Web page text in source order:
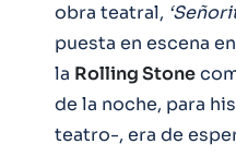
obra teatral,
puesta en escena
la Rolling Stone
de la noche, para
teatro-, era de